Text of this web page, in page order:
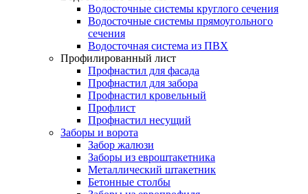
Водосточные системы круглого сечения
Водосточные системы прямоугольного
сечения
Водосточная система из ПВХ
Профилированный лист
Профнастил для фасада
Профнастил для забора
Профнастил кровельный
Профлист
Профнастил несущий
Заборы и ворота
Забор жалюзи
Заборы из евроштакетника
Металлический штакетник
Бетонные столбы